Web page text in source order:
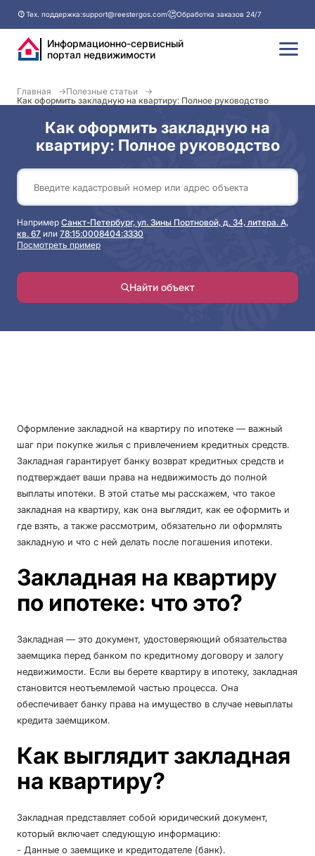
Тех. поддержка:support@reestergos.com Обработка заказов 24/7
Информационно-сервисный
портал недвижимости
Главная
Полезные статьи
Как оформить закладную на квартиру: Полное руководство
Как оформить закладную на
квартиру: Полное руководство
Например Санкт-Петербург, ул. Зины Портновой, д. 34, литера. А,
кв. 67 или 78:15:0008404:3330
Посмотреть пример
Найти объект
Оформление закладной на квартиру по ипотеке — важный
шаг при покупке жилья с привлечением кредитных средств.
Закладная гарантирует банку возврат кредитных средств и
подтверждает ваши права на недвижимость до полной
выплаты ипотеки. В этой статье мы расскажем, что такое
закладная на квартиру, как она выглядит, как ее оформить и
где взять, а также рассмотрим, обязательно ли оформлять
закладную и что с ней делать после погашения ипотеки.
Закладная на квартиру
по ипотеке: что это?
Закладная — это документ, удостоверяющий обязательства
заемщика перед банком по кредитному договору и залогу
недвижимости. Если вы берете квартиру в ипотеку, закладная
становится неотъемлемой частью процесса. Она
обеспечивает банку права на имущество в случае невыплаты
кредита заемщиком.
Как выглядит закладная
на квартиру?
Закладная представляет собой юридический документ,
который включает следующую информацию:
- Данные о заемщике и кредитодателе (банк).